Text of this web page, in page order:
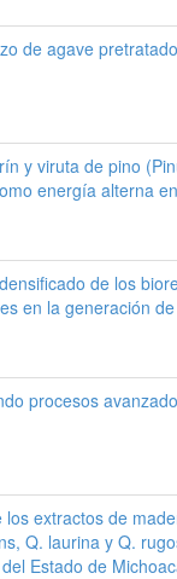
de agave
y viruta de pino
energía alterna
de los
en la generación
procesos
extractos de
Q. laurina y Q.
Estado de